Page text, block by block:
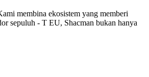
membina ekosistem yang memberi
sepuluh - T EU, Shacman bukan hanya